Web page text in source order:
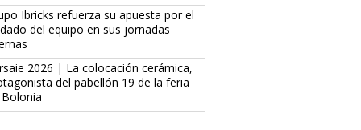
Ibricks refuerza su apuesta por el
del equipo en sus jornadas
2026 | La colocación cerámica,
del pabellón 19 de la feria